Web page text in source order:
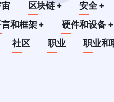
区块链+ 安全+
言和框架+ 硬件和设备+
社区 职业 职业和